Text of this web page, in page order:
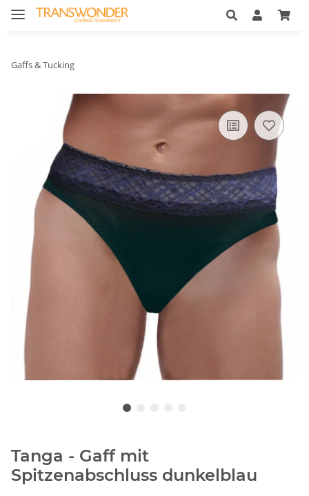
Gaffs & Tucking
Tanga - Gaff mit
Spitzenabschluss dunkelblau